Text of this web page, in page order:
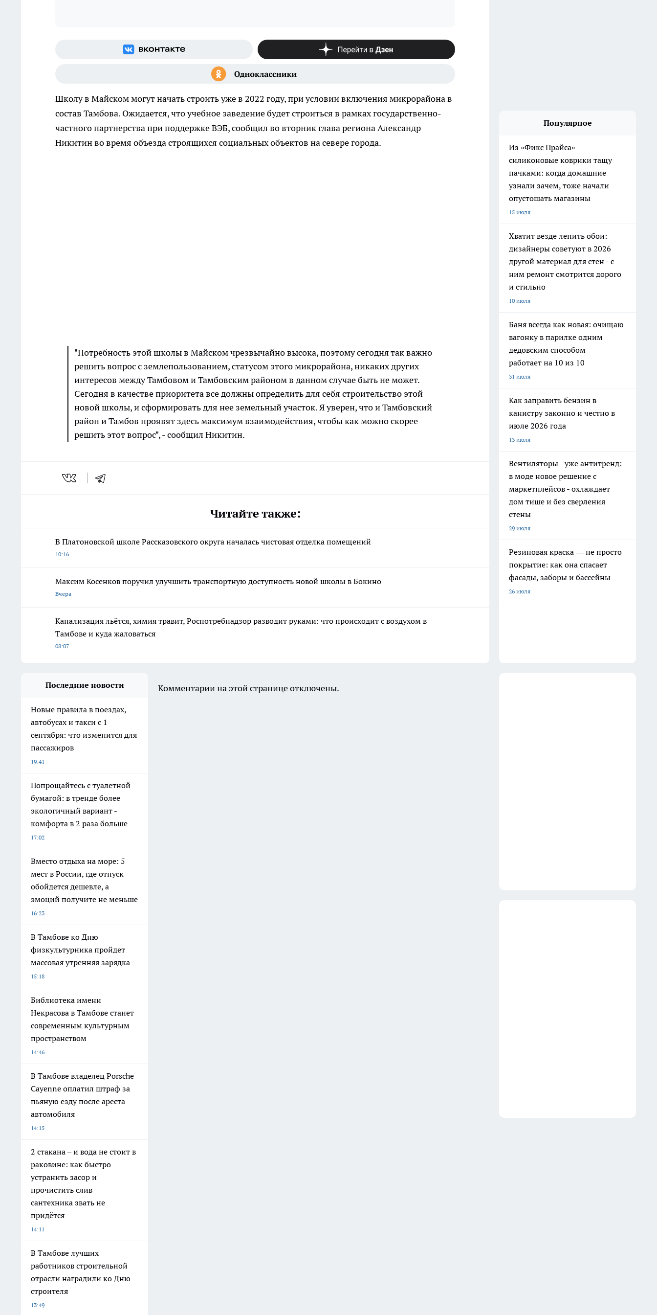
Школу в Майском могут начать строить уже в 2022 году, при условии включения микрорайона в
состав Тамбова. Ожидается, что учебное заведение будет строиться в рамках государственно-
частного партнерства при поддержке ВЭБ, сообщил во вторник глава региона Александр
Никитин во время объезда строящихся социальных объектов на севере города.
"Потребность этой школы в Майском чрезвычайно высока, поэтому сегодня так важно
решить вопрос с землепользованием, статусом этого микрорайона, никаких других
интересов между Тамбовом и Тамбовским районом в данном случае быть не может.
Сегодня в качестве приоритета все должны определить для себя строительство этой
новой школы, и сформировать для нее земельный участок. Я уверен, что и Тамбовский
район и Тамбов проявят здесь максимум взаимодействия, чтобы как можно скорее
решить этот вопрос", - сообщил Никитин.
Читайте также:
В Платоновской школе Рассказовского округа началась чистовая отделка помещений
10:16
Максим Косенков поручил улучшить транспортную доступность новой школы в Бокино
Вчера
Канализация льётся, химия травит, Роспотребнадзор разводит руками: что происходит с воздухом в
Тамбове и куда жаловаться
08:07
Популярное
Из «Фикс Прайса»
силиконовые коврики тащу
пачками: когда домашние
узнали зачем, тоже начали
опустошать магазины
15 июля
Хватит везде лепить обои:
дизайнеры советуют в 2026
другой материал для стен - с
ним ремонт смотрится дорого
и стильно
10 июля
Баня всегда как новая: очищаю
вагонку в парилке одним
дедовским способом —
работает на 10 из 10
31 июля
Как заправить бензин в
канистру законно и честно в
июле 2026 года
13 июля
Вентиляторы - уже антитренд:
в моде новое решение с
маркетплейсов - охлаждает
дом тише и без сверления
стены
29 июля
Резиновая краска — не просто
покрытие: как она спасает
фасады, заборы и бассейны
26 июля
Последние новости
Новые правила в поездах,
автобусах и такси с 1
сентября: что изменится для
пассажиров
19:41
Попрощайтесь с туалетной
бумагой: в тренде более
экологичный вариант -
комфорта в 2 раза больше
17:02
Вместо отдыха на море: 5
мест в России, где отпуск
обойдется дешевле, а
эмоций получите не меньше
16:23
В Тамбове ко Дню
физкультурника пройдет
массовая утренняя зарядка
15:18
Библиотека имени
Некрасова в Тамбове станет
современным культурным
пространством
14:46
В Тамбове владелец Porsche
Cayenne оплатил штраф за
пьяную езду после ареста
автомобиля
14:15
2 стакана – и вода не стоит в
раковине: как быстро
устранить засор и
прочистить слив –
сантехника звать не
придётся
14:11
В Тамбове лучших
работников строительной
отрасли наградили ко Дню
строителя
13:49
Комментарии на этой странице отключены.